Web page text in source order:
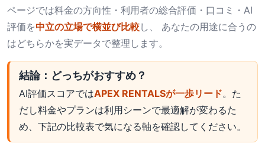
ページでは料金の方向性・利用者の総合評価・口コミ・AI
評価を中立の立場で横並び比較し、 あなたの用途に合うの
はどちらかを実データで整理します。
結論：どっちがおすすめ？
AI評価スコアではAPEX RENTALSが一歩リード。た
だし料金やプランは利用シーンで最適解が変わるた
め、下記の比較表で気になる軸を確認してください。